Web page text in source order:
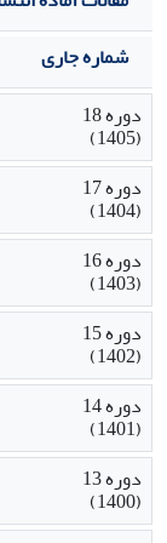
شماره جاری
دوره 18
(1405)
دوره 17
(1404)
دوره 16
(1403)
دوره 15
(1402)
دوره 14
(1401)
دوره 13
(1400)